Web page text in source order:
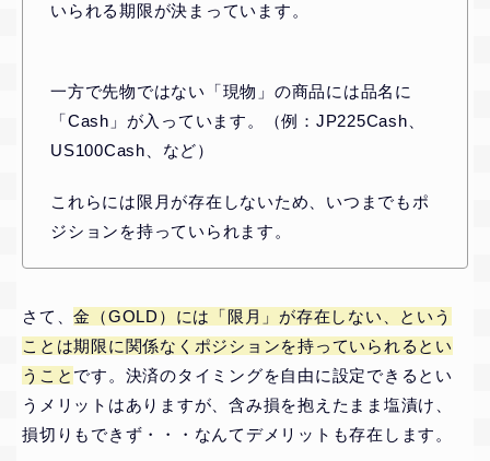
いられる期限が決まっています。
一方で先物ではない「現物」の商品には品名に
「Cash」が入っています。（例：JP225Cash、
US100Cash、など）
これらには限月が存在しないため、いつまでもポ
ジションを持っていられます。
さて、金（GOLD）には「限月」が存在しない、という
ことは期限に関係なくポジションを持っていられるとい
うこと です。決済のタイミングを自由に設定できるとい
うメリットはありますが、含み損を抱えたまま塩漬け、
損切りもできず・・・なんてデメリットも存在します。